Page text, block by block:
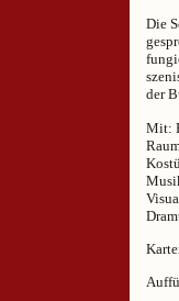
Die
der
Mit: